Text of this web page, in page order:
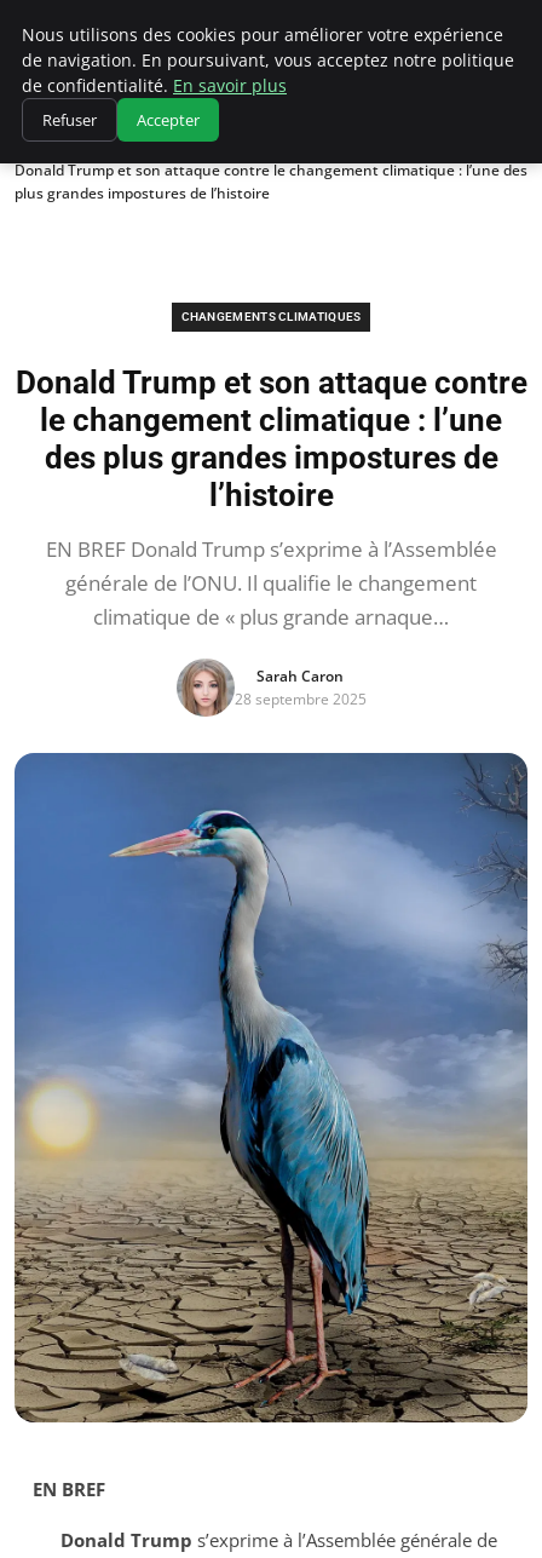
Climatedebtagents
Accueil
Changements climatiques
Donald Trump et son attaque contre le changement climatique : l’une des
plus grandes impostures de l’histoire
CHANGEMENTS CLIMATIQUES
Donald Trump et son attaque contre
le changement climatique : l’une
des plus grandes impostures de
l’histoire
EN BREF Donald Trump s’exprime à l’Assemblée
générale de l’ONU. Il qualifie le changement
climatique de « plus grande arnaque…
Sarah Caron
28 septembre 2025
EN BREF
Donald Trump s’exprime à l’Assemblée générale de
Nous utilisons des cookies pour améliorer votre expérience
de navigation. En poursuivant, vous acceptez notre politique
de confidentialité. En savoir plus
Refuser Accepter